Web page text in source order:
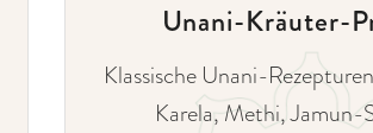
Unani-Kräuter-
Klassische Unani-
Karela, Methi, Jamun-